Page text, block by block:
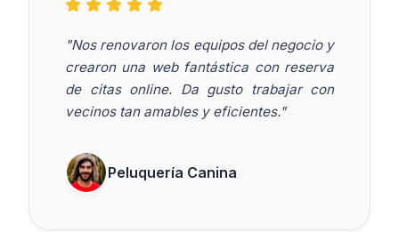
"Nos renovaron los equipos del negocio y
crearon una web fantástica con reserva
de citas online. Da gusto trabajar con
vecinos tan amables y eficientes."
Peluquería Canina